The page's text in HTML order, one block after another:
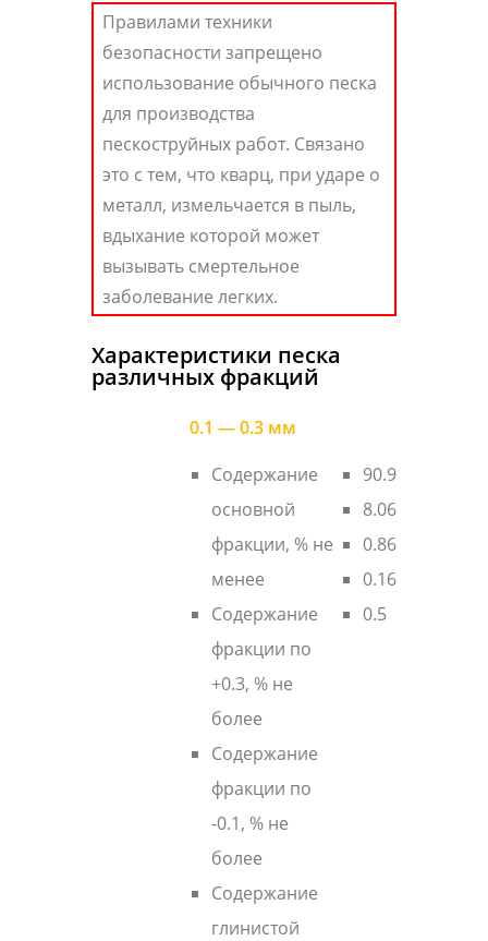
Правилами техники
безопасности запрещено
использование обычного песка
для производства
пескоструйных работ. Связано
это с тем, что кварц, при ударе о
металл, измельчается в пыль,
вдыхание которой может
вызывать смертельное
заболевание легких.
Характеристики песка
различных фракций
0.1 — 0.3 мм
Содержание
основной
фракции, % не
менее
Содержание
фракции по
+0.3, % не
более
Содержание
фракции по
-0.1, % не
более
Содержание
глинистой
90.9
8.06
0.86
0.16
0.5